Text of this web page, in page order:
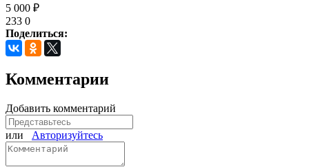
5 000 ₽
233 0
Поделиться:
Комментарии
Добавить комментарий
или Авторизуйтесь